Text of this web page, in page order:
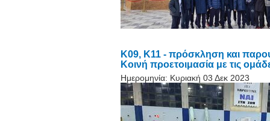
Κ09, Κ11 - πρόσκληση και
Κοινή προετοιμασία με τις
Ημερομηνία: Κυριακή 03 Δεκ 2023